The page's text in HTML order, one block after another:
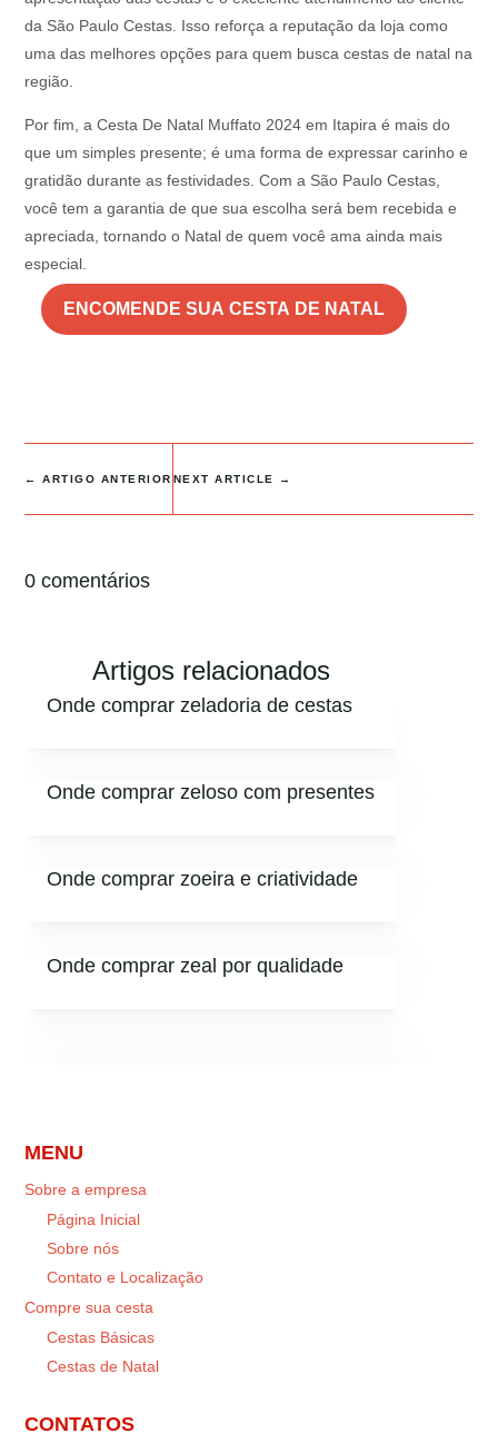
da São Paulo Cestas. Isso reforça a reputação da loja como
uma das melhores opções para quem busca cestas de natal na
região.
Por fim, a Cesta De Natal Muffato 2024 em Itapira é mais do
que um simples presente; é uma forma de expressar carinho e
gratidão durante as festividades. Com a São Paulo Cestas,
você tem a garantia de que sua escolha será bem recebida e
apreciada, tornando o Natal de quem você ama ainda mais
especial.
ENCOMENDE SUA CESTA DE NATAL
←ARTIGO ANTERIOR NEXT ARTICLE →
0 comentários
Artigos relacionados
Onde comprar zeladoria de cestas
Onde comprar zeloso com presentes
Onde comprar zoeira e criatividade
Onde comprar zeal por qualidade
MENU
Sobre a empresa
Página Inicial
Sobre nós
Contato e Localização
Compre sua cesta
Cestas Básicas
Cestas de Natal
CONTATOS